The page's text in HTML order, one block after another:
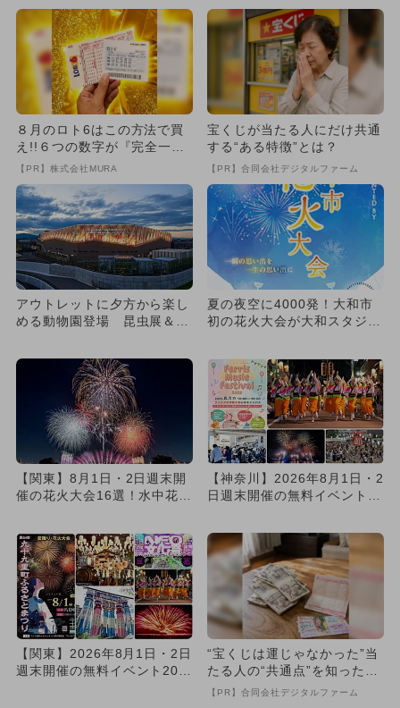
８月のロト6はこの方法で買
え!!６つの数字が『完全一
致』する方法
【PR】株式会社MURA
宝くじが当たる人にだけ共通
する“ある特徴”とは？
【PR】合同会社デジタルファーム
アウトレットに夕方から楽し
める動物園登場 昆虫展＆家
夏の夜空に4000発！大和市
初の花火大会が大和スタジア
【関東】8月1日・2日週末開
催の花火大会16選！水中花
【神奈川】2026年8月1日・2
日週末開催の無料イベント8
【関東】2026年8月1日・2日
週末開催の無料イベント20選
“宝くじは運じゃなかった”当
たる人の“共通点”を知っただ
け
【PR】合同会社デジタルファーム